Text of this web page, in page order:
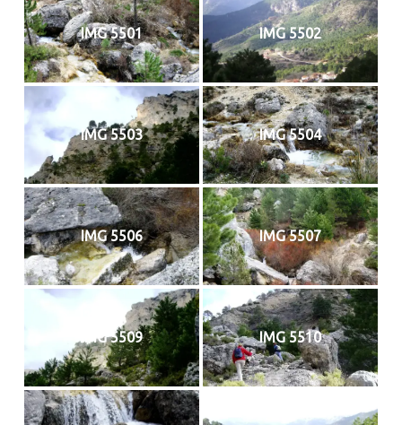
IMG 5501 IMG 5502
IMG 5503 IMG 5504
IMG 5506 IMG 5507
IMG 5509 IMG 5510